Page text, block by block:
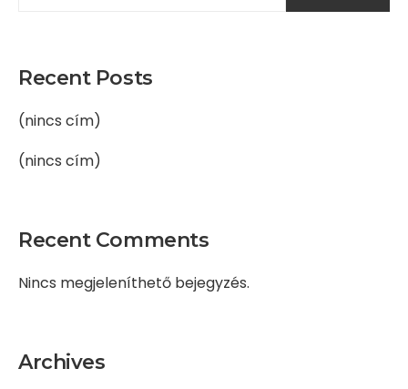
Recent Posts
(nincs cím)
(nincs cím)
Recent Comments
Nincs megjeleníthető bejegyzés.
Archives